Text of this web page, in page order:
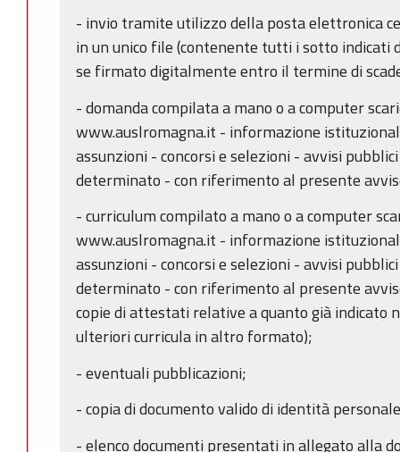
- invio tramite utilizzo della posta elettronica
in un unico file (contenente tutti i sotto indicati
se firmato digitalmente entro il termine di
- domanda compilata a mano o a computer
www.auslromagna.it - informazione
assunzioni - concorsi e selezioni - avvisi
determinato - con riferimento al presente
- curriculum compilato a mano o a computer
www.auslromagna.it - informazione
assunzioni - concorsi e selezioni - avvisi
determinato - con riferimento al presente
copie di attestati relative a quanto già indicato
ulteriori curricula in altro formato);
- eventuali pubblicazioni;
- copia di documento valido di identità
- elenco documenti presentati in allegato alla